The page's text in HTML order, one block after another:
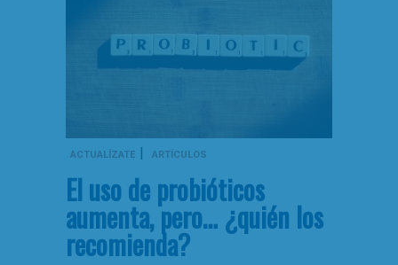
ACTUALÍZATE | ARTÍCULOS
El uso de probióticos
aumenta, pero… ¿quién los
recomienda?